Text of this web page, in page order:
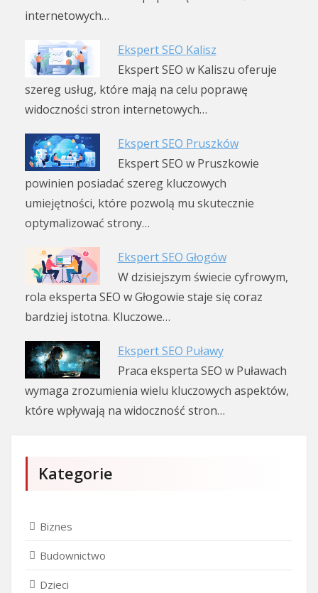
internetowych…
Ekspert SEO Kalisz
Ekspert SEO w Kaliszu oferuje
szereg usług, które mają na celu poprawę
widoczności stron internetowych…
Ekspert SEO Pruszków
Ekspert SEO w Pruszkowie
powinien posiadać szereg kluczowych
umiejętności, które pozwolą mu skutecznie
optymalizować strony…
Ekspert SEO Głogów
W dzisiejszym świecie cyfrowym,
rola eksperta SEO w Głogowie staje się coraz
bardziej istotna. Kluczowe…
Ekspert SEO Puławy
Praca eksperta SEO w Puławach
wymaga zrozumienia wielu kluczowych aspektów,
które wpływają na widoczność stron…
Kategorie
Biznes
Budownictwo
Dzieci